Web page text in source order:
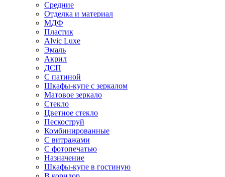
Средние
Отделка и материал
МДФ
Пластик
Alvic Luxe
Эмаль
Акрил
ДСП
С патиной
Шкафы-купе с зеркалом
Матовое зеркало
Стекло
Цветное стекло
Пескоструй
Комбинированные
С витражами
С фотопечатью
Назначение
Шкафы-купе в гостиную